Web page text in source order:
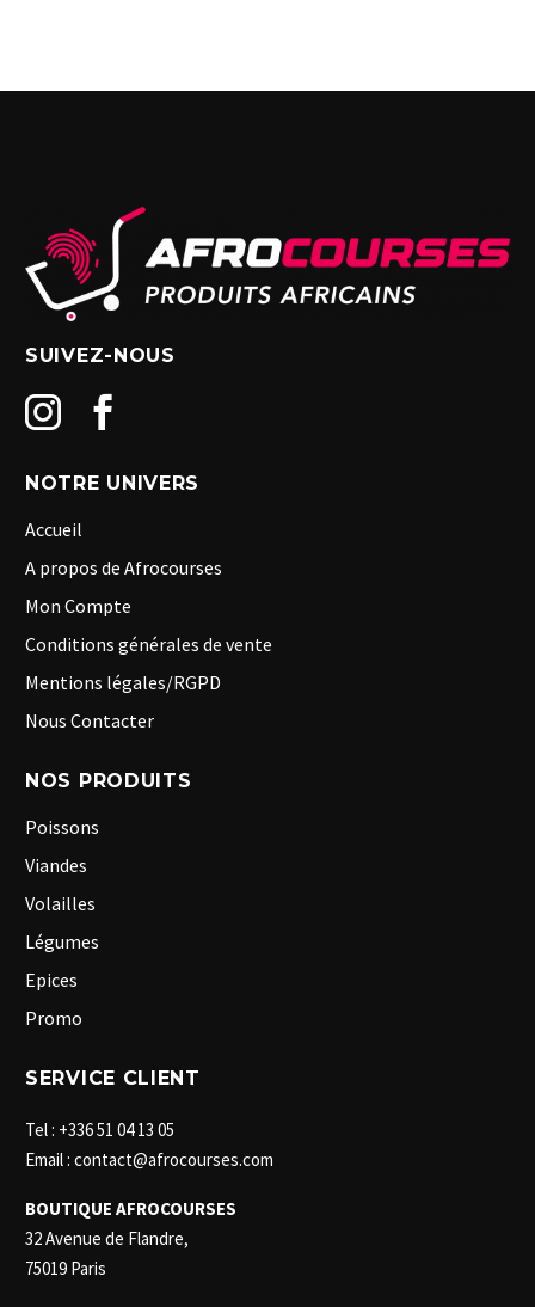
SUIVEZ-NOUS
NOTRE UNIVERS
Accueil
A propos de Afrocourses
Mon Compte
Conditions générales de vente
Mentions légales/RGPD
Nous Contacter
NOS PRODUITS
Poissons
Viandes
Volailles
Légumes
Epices
Promo
SERVICE CLIENT
Tel : +336 51 04 13 05
Email : contact@afrocourses.com
BOUTIQUE AFROCOURSES
32 Avenue de Flandre,
75019 Paris